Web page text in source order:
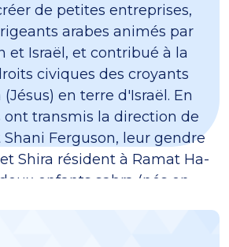
de petites entreprises,
arabes animés par
et Israël, et contribué à la
civiques des croyants
en terre d'Israël. En
ont transmis la direction de
Shani Ferguson, leur gendre
Shira résident à Ramat Ha-
enfants sabra (nés en